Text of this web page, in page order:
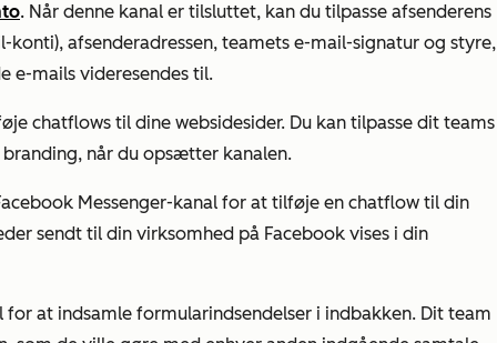
. Når denne kanal er tilsluttet, kan du tilpasse afsenderens
konti), afsenderadressen, teamets e-mail-signatur og styre,
e-mails videresendes til.
chatflows til dine websidesider. Du kan tilpasse dit teams
når du opsætter kanalen.
Messenger-kanal for at tilføje en chatflow til din
sendt til din virksomhed på Facebook vises i din
for at indsamle formularindsendelser i indbakken. Dit team